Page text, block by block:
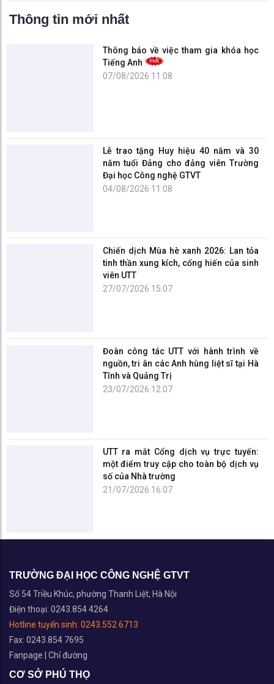
Thông tin mới nhất
Thông báo về việc tham gia khóa học
Tiếng Anh
07/08/2026 11:08
Đại học Công nghệ GTVT
04/08/2026 11:08
Chiến dịch Mùa hè xanh 2026: Lan tỏa
Đoàn công tác UTT với hành trình về
nguồn, tri ân các Anh hùng liệt sĩ tại Hà
Tĩnh và Quảng Trị
một điểm truy cập cho toàn bộ dịch vụ
số của Nhà trường
21/07/2026 16:07
TRƯỜNG ĐẠI HỌC CÔNG NGHỆ GTVT
Số 54 Triều Khúc, phường Thanh Liệt, Hà Nội
Điện thoại: 0243.854 4264
Số 278 Lam Sơn, phường Vĩnh Yên, Phú Thọ
Điện thoại: 0211.386.7405
Chỉ đường
TRUNG TÂM ĐÀO TẠO THÁI NGUYÊN
Số 999 Phú Thái, phường Phan Đình Phùng, Thái Nguyên
Điện thoại: 0208.385.6545